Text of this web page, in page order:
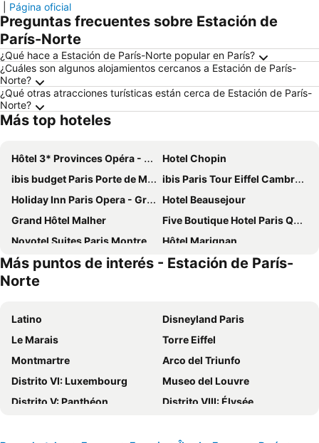
Página oficial
Preguntas frecuentes sobre Estación de
París-Norte
¿Qué hace a Estación de París-Norte popular en París?
¿Cuáles son algunos alojamientos cercanos a Estación de París-
Norte?
¿Qué otras atracciones turísticas están cerca de Estación de París-
Norte?
Más top hoteles
Hôtel 3* Provinces Opéra - Vacances Bleues
Hotel Chopin
ibis budget Paris Porte de Montmartre
ibis Paris Tour Eiffel Cambronne 15ème
Holiday Inn Paris Opera - Grands Blvds By Ihg
Hotel Beausejour
Grand Hôtel Malher
Five Boutique Hotel Paris Quartier Latin
Novotel Suites Paris Montreuil Vincennes
Hôtel Marignan
St Christopher's Inn Paris - Gare du Nord
Hotel Saint Christophe
ibis Budget Paris La Villette 19ème
Au Royal Mad
Hotel Atmospheres
hotelF1 Paris Porte de Châtillon
Holiday Inn Paris - Auteuil By Ihg
Hôtel Bonne Nouvelle
Pullman Paris Tour Eiffel
Hôtel De Paris Opera
Hôtel Marais de Launay
Villa Panthéon
Hotel De Suez
Más puntos de interés - Estación de París-
Norte
Latino
Disneyland Paris
Le Marais
Torre Eiffel
Montmartre
Arco del Triunfo
Distrito VI: Luxembourg
Museo del Louvre
Distrito V: Panthéon
Distrito VIII: Élysée